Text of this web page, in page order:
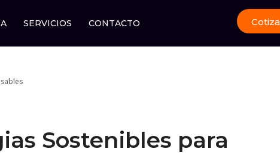
SERVICIOS CONTACTO
Sostenibles para